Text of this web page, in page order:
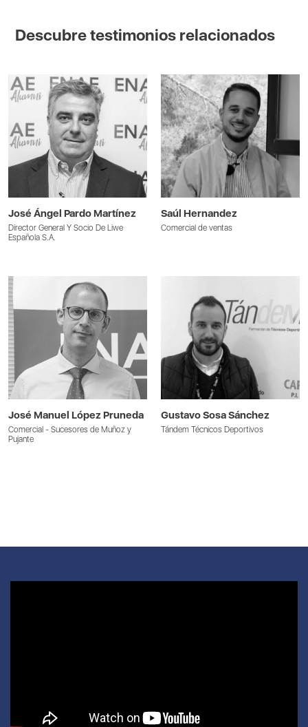
Descubre testimonios relacionados
José Ángel Pardo Martínez
Director General Y Socio De Liwe
Española S.A.
Saúl Hernandez
Comercial de ventas
José Manuel López Pruneda
Comercial - Sucesores de Muñoz y
Pujante
Gustavo Sosa Sánchez
Tándem Técnicos Deportivos